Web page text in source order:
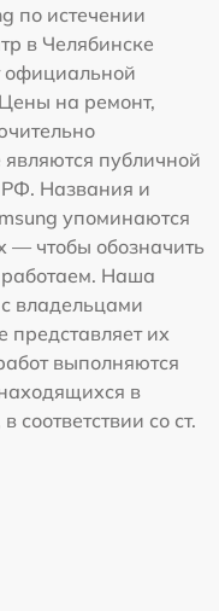
по истечении
в Челябинске
официальной
на ремонт,
публичной
РФ. Названия и
упоминаются
— чтобы обозначить
работаем. Наша
владельцами
представляет их
выполняются
в
со ст.